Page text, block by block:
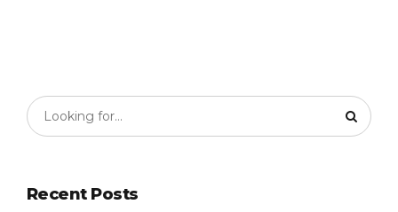
Recent Posts